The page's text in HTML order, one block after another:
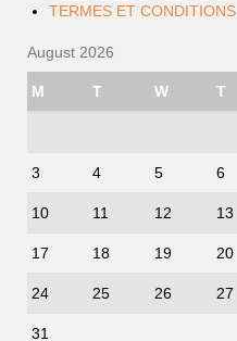
TERMES ET CONDITIONS
August 2026
M T W T
3 4 5 6
10 11 12 13
17 18 19 20
24 25 26 27
31